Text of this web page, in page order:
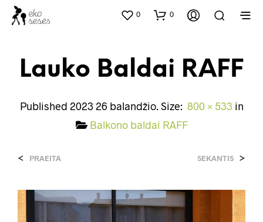
0 0
Lauko Baldai RAFF
Published 2023 26 balandžio. Size: 800 × 533 in
Balkono baldai RAFF
< PRAEITA SEKANTIS >